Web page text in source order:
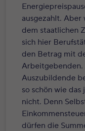
ausgezahlt.
dem staatlichen
sich hier
den Betrag mit
Arbeitgebenden.
Auszubildende
so schön wie
nicht. Denn
dürfen die